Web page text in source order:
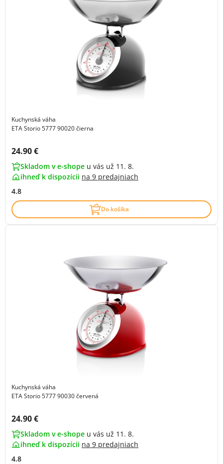
Kuchynská váha
ETA Storio 5777 90020 čierna
Cena s DPH:
24.90 €
Skladom v e-shope u vás už 11. 8.
ihneď k dispozícii na 9 predajniach
4.8
Do košíka
Kuchynská váha
ETA Storio 5777 90030 červená
Cena s DPH:
24.90 €
Skladom v e-shope u vás už 11. 8.
ihneď k dispozícii na 9 predajniach
4.8